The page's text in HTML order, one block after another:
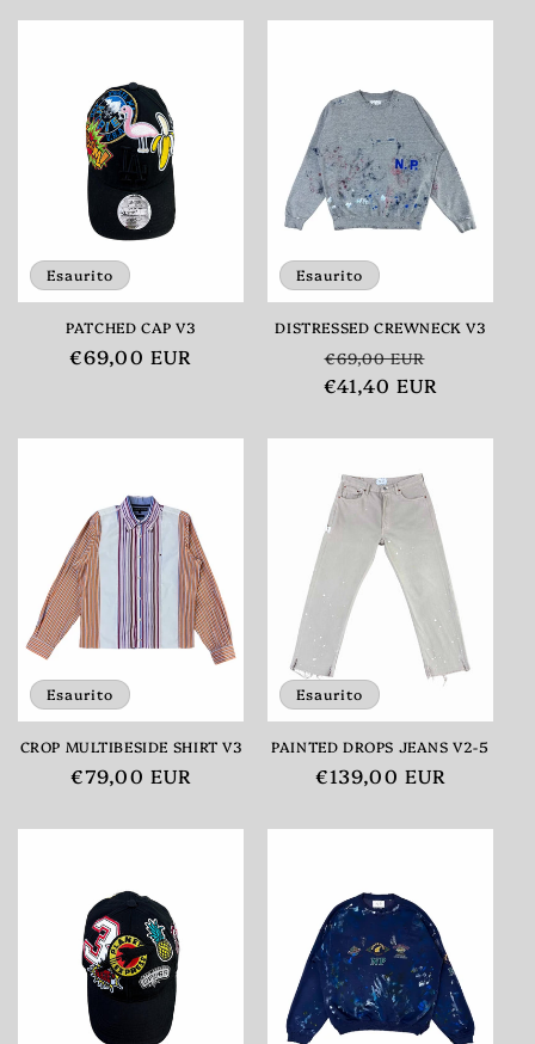
Esaurito
PATCHED CAP V3
Prezzo
€69,00 EUR
Esaurito
DISTRESSED CREWNECK V3
Prezzo
di
€69,00 EUR
€41,40 EUR
Esaurito
CROP MULTIBESIDE SHIRT V3
Prezzo
listino
€79,00 EUR
Esaurito
PAINTED DROPS JEANS V2-5
Prezzo
listino
€139,00 EUR